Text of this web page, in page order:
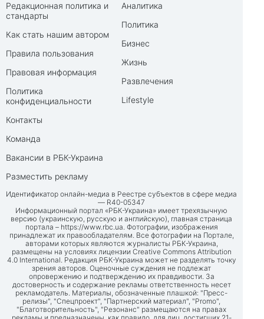
Редакционная политика и
стандарты
Как стать нашим автором
Правила пользования
Правовая информация
Политика
конфиденциальности
Контакты
Команда
Вакансии в РБК-Украина
Разместить рекламу
Аналитика
Политика
Бизнес
Жизнь
Развлечения
Lifestyle
Идентификатор онлайн-медиа в Реестре субъектов в сфере медиа
— R40-05347
Информационный портал «РБК-Украина» имеет трехязычную
версию (украинскую, русскую и английскую), главная страница
портала – https://www.rbc.ua. Фотографии, изображения
принадлежат их правообладателям. Все фотографии на Портале,
авторами которых являются журналисты РБК-Украина,
размещены на условиях лицензии Creative Commons Attribution
4.0 International. Редакция РБК-Украина может не разделять точку
зрения авторов. Оценочные суждения не подлежат
опровержению и подтверждению их правдивости. За
достоверность и содержание рекламы ответственность несет
рекламодатель. Материалы, обозначенные плашкой: "Пресс-
релизы", "Спецпроект", "Партнерский материал", "Promo",
"Благотворительность", "Резонанс" размещаются на правах